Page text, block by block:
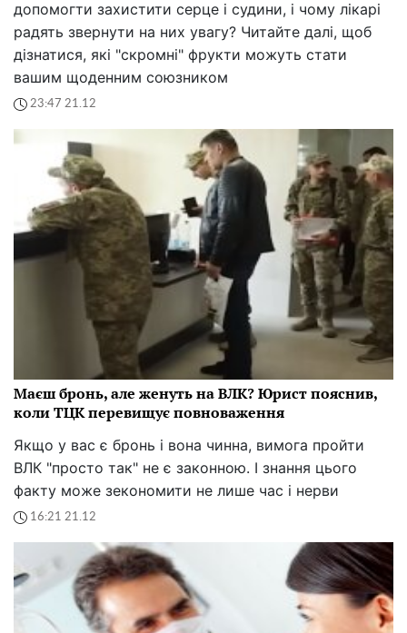
допомогти захистити серце і судини, і чому лікарі
радять звернути на них увагу? Читайте далі, щоб
дізнатися, які "скромні" фрукти можуть стати
вашим щоденним союзником
23:47 21.12
Маєш бронь, але женуть на ВЛК? Юрист пояснив,
коли ТЦК перевищує повноваження
Якщо у вас є бронь і вона чинна, вимога пройти
ВЛК "просто так" не є законною. І знання цього
факту може зекономити не лише час і нерви
16:21 21.12